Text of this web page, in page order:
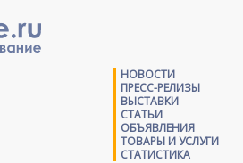
НОВОСТИ
ПРЕСС-РЕЛИЗЫ
ВЫСТАВКИ
СТАТЬИ
ОБЪЯВЛЕНИЯ
ТОВАРЫ И УСЛУГИ
СТАТИСТИКА